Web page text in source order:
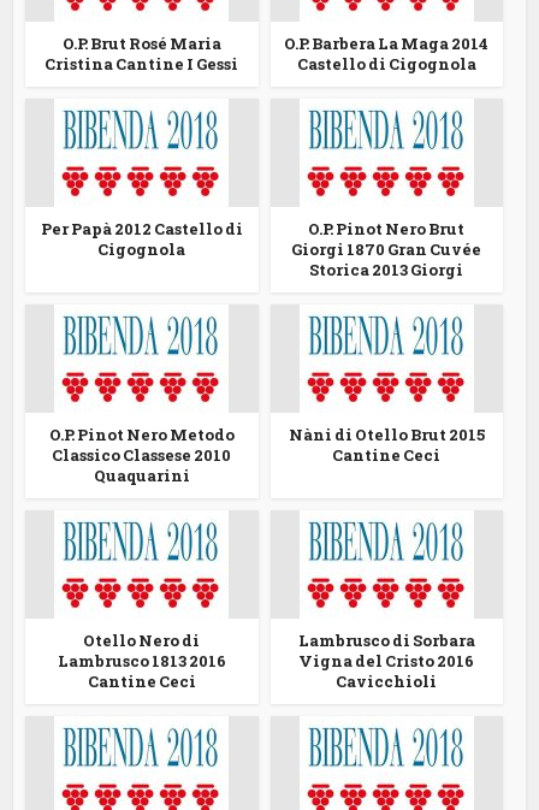
O.P. Brut Rosé Maria
Cristina Cantine I Gessi
O.P. Barbera La Maga 2014
Castello di Cigognola
Per Papà 2012 Castello di
Cigognola
O.P. Pinot Nero Brut
Giorgi 1870 Gran Cuvée
Storica 2013 Giorgi
O.P. Pinot Nero Metodo
Classico Classese 2010
Quaquarini
Nàni di Otello Brut 2015
Cantine Ceci
Otello Nero di
Lambrusco 1813 2016
Cantine Ceci
Lambrusco di Sorbara
Vigna del Cristo 2016
Cavicchioli